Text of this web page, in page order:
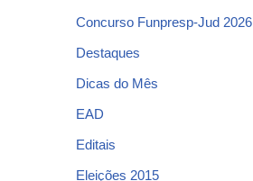
Concurso Funpresp-Jud 2026
Destaques
Dicas do Mês
EAD
Editais
Eleições 2015